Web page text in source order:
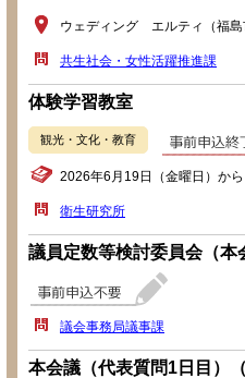
ウェディング エルティ（福島
共生社会・女性活躍推進課
体験学習教室
観光・文化・教育
2026年6月19日（金曜日）か
衛生研究所
議員定数等検討委員会（本
議会事務局議事課
本会議（代表質問1日目）